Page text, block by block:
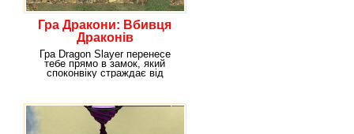
Гра Дракони: Вбивця
Драконів
Гра Dragon Slayer перенесе
тебе прямо в замок, який
споконвіку страждає від